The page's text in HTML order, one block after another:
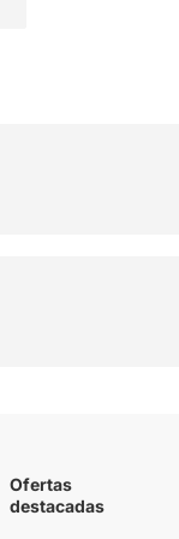
Ofertas
destacadas